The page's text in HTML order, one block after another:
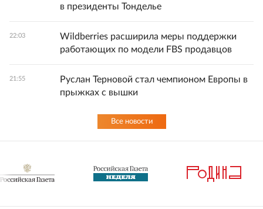
в президенты Тонделье
22:03
Wildberries расширила меры поддержки
работающих по модели FBS продавцов
21:55
Руслан Терновой стал чемпионом Европы в
прыжках с вышки
Все новости